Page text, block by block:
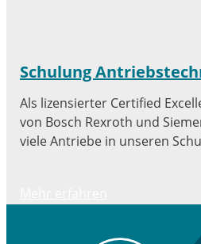
Schulung
Als lizensierter Certified
von Bosch Rexroth und
viele Antriebe in unseren